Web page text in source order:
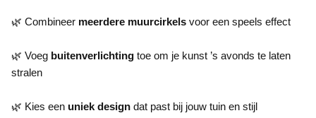
🌿 Combineer meerdere muurcirkels voor een speels effect
🌿 Voeg buitenverlichting toe om je kunst ’s avonds te laten
stralen
🌿 Kies een uniek design dat past bij jouw tuin en stijl